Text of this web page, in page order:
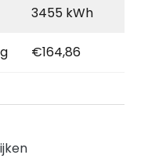
3455 kWh
€164,86